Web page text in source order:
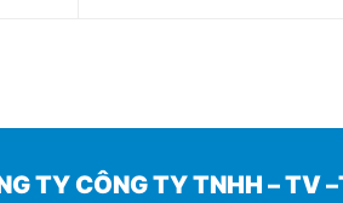
TY CÔNG TY TNHH – TV